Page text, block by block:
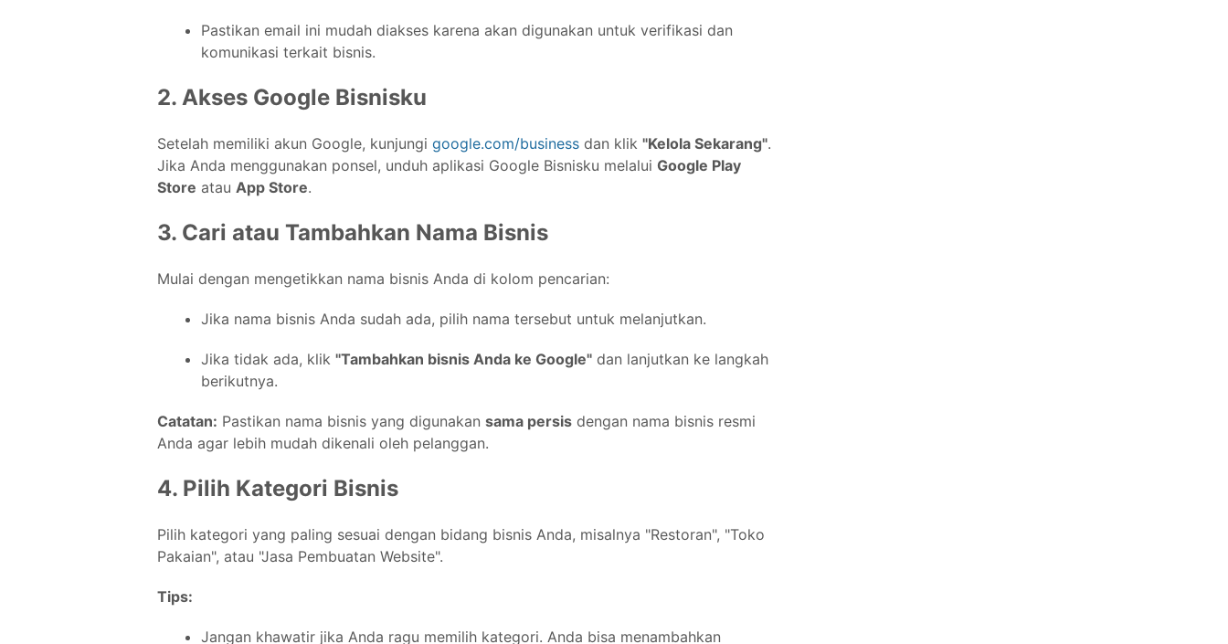
Pastikan email ini mudah diakses karena akan digunakan untuk verifikasi dan
komunikasi terkait bisnis.
2. Akses Google Bisnisku
Setelah memiliki akun Google, kunjungi google.com/business dan klik "Kelola Sekarang".
Jika Anda menggunakan ponsel, unduh aplikasi Google Bisnisku melalui Google Play
Store atau App Store.
3. Cari atau Tambahkan Nama Bisnis
Mulai dengan mengetikkan nama bisnis Anda di kolom pencarian:
Jika nama bisnis Anda sudah ada, pilih nama tersebut untuk melanjutkan.
Jika tidak ada, klik "Tambahkan bisnis Anda ke Google" dan lanjutkan ke langkah
berikutnya.
Catatan: Pastikan nama bisnis yang digunakan sama persis dengan nama bisnis resmi
Anda agar lebih mudah dikenali oleh pelanggan.
4. Pilih Kategori Bisnis
Pilih kategori yang paling sesuai dengan bidang bisnis Anda, misalnya "Restoran", "Toko
Pakaian", atau "Jasa Pembuatan Website".
Tips:
Jangan khawatir jika Anda ragu memilih kategori. Anda bisa menambahkan